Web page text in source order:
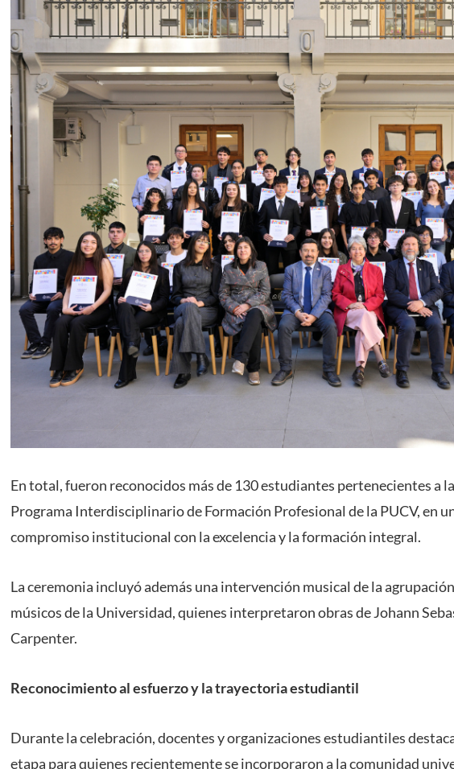
En total, fueron reconocidos más de 130 estudiantes pertenecientes a
Programa Interdisciplinario de Formación Profesional de la PUCV, en
compromiso institucional con la excelencia y la formación integral.
La ceremonia incluyó además una intervención musical de la
músicos de la Universidad, quienes interpretaron obras de Johann
Carpenter.
Reconocimiento al esfuerzo y la trayectoria estudiantil
Durante la celebración, docentes y organizaciones estudiantiles
etapa para quienes recientemente se incorporaron a la comunidad